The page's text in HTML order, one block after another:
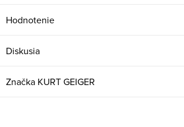
Hodnotenie
Diskusia
Značka KURT GEIGER